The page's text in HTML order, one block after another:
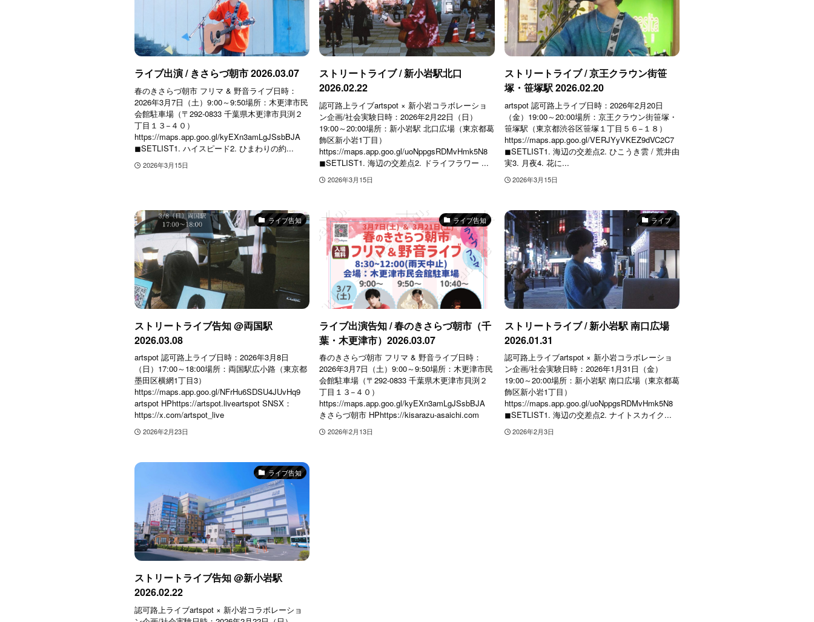
ライブ出演 / きさらづ朝市 2026.03.07
春のきさらづ朝市 フリマ & 野音ライブ日時：
2026年3月7日（土）9:00～9:50場所：木更津市民
会館駐車場（〒292-0833 千葉県木更津市貝渕２
丁目１３−４０）
https://maps.app.goo.gl/kyEXn3amLgJSsbBJA
◼︎SETLIST1. ハイスピード2. ひまわりの約...
2026年3月15日
ストリートライブ / 新小岩駅北口
2026.02.22
認可路上ライブartspot × 新小岩コラボレーショ
ン企画/社会実験日時：2026年2月22日（日）
19:00～20:00場所：新小岩駅 北口広場（東京都葛
飾区新小岩1丁目）
https://maps.app.goo.gl/uoNppgsRDMvHmk5N8
◼︎SETLIST1. 海辺の交差点2. ドライフラワー ...
2026年3月15日
ストリートライブ / 京王クラウン街笹
塚・笹塚駅 2026.02.20
artspot 認可路上ライブ日時：2026年2月20日
（金）19:00～20:00場所：京王クラウン街笹塚・
笹塚駅（東京都渋谷区笹塚１丁目５６−１８）
https://maps.app.goo.gl/VERJYyVKEZ9dVC2C7
◼︎SETLIST1. 海辺の交差点2. ひこうき雲 / 荒井由
実3. 月夜4. 花に...
2026年3月15日
ライブ告知
ストリートライブ告知 @両国駅
2026.03.08
artspot 認可路上ライブ日時：2026年3月8日
（日）17:00～18:00場所：両国駅広小路（東京都
墨田区横網1丁目3）
https://maps.app.goo.gl/NFrHu6SDSU4JUvHq9
artspot HPhttps://artspot.liveartspot SNSX：
https://x.com/artspot_live
2026年2月23日
ライブ告知
ライブ出演告知 / 春のきさらづ朝市（千
葉・木更津市）2026.03.07
春のきさらづ朝市 フリマ & 野音ライブ日時：
2026年3月7日（土）9:00～9:50場所：木更津市民
会館駐車場（〒292-0833 千葉県木更津市貝渕２
丁目１３−４０）
https://maps.app.goo.gl/kyEXn3amLgJSsbBJA
きさらづ朝市 HPhttps://kisarazu-asaichi.com
2026年2月13日
ライブ
ストリートライブ / 新小岩駅 南口広場
2026.01.31
認可路上ライブartspot × 新小岩コラボレーショ
ン企画/社会実験日時：2026年1月31日（金）
19:00～20:00場所：新小岩駅 南口広場（東京都葛
飾区新小岩1丁目）
https://maps.app.goo.gl/uoNppgsRDMvHmk5N8
◼︎SETLIST1. 海辺の交差点2. ナイトスカイク...
2026年2月3日
ライブ告知
ストリートライブ告知 @新小岩駅
2026.02.22
認可路上ライブartspot × 新小岩コラボレーショ